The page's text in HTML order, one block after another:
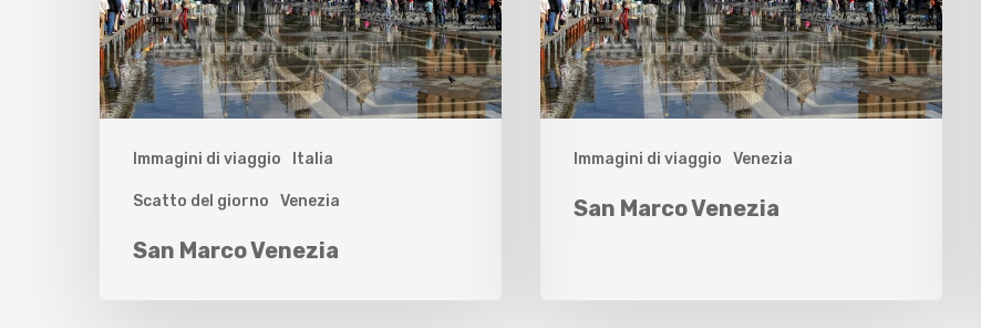
Immagini di viaggio Italia
Scatto del giorno Venezia
San Marco Venezia
Immagini di viaggio Venezia
San Marco Venezia